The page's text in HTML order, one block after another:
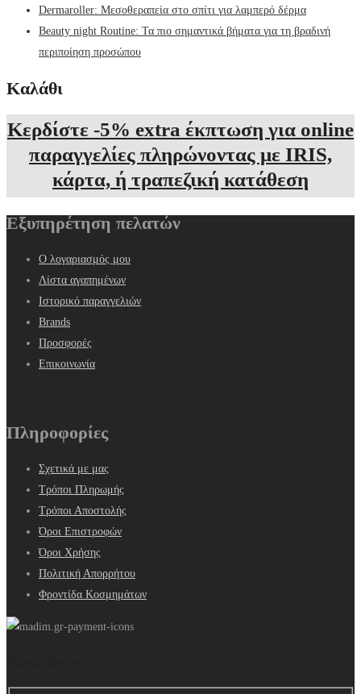
Dermaroller: Μεσοθεραπεία στο σπίτι για λαμπερό δέρμα
Beauty night Routine: Τα πιο σημαντικά βήματα για τη βραδινή
περιποίηση προσώπου
Καλάθι
Κερδίστε -5% extra έκπτωση για online
παραγγελίες πληρώνοντας με IRIS,
κάρτα, ή τραπεζική κατάθεση
Εξυπηρέτηση πελατών
Ο λογαριασμός μου
Λίστα αγαπημένων
Ιστορικό παραγγελιών
Brands
Προσφορές
Επικοινωνία
Πληροφορίες
Σχετικά με μας
Τρόποι Πληρωμής
Τρόποι Αποστολής
Όροι Επιστροφών
Όροι Χρήσης
Πολιτική Απορρήτου
Φροντίδα Κοσμημάτων